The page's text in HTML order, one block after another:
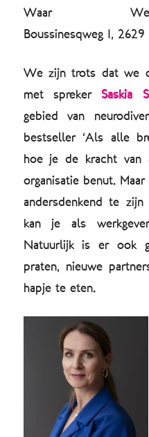
Waar We zijn
Boussinesqweg 1,
We zijn trots dat we
met sprekerSaskia
gebied van
bestseller ‘Als alle
hoe je de kracht van
organisatie benut.
andersdenkend te
kan je als
Natuurlijk is er ook
praten, nieuwe
hapje te eten.